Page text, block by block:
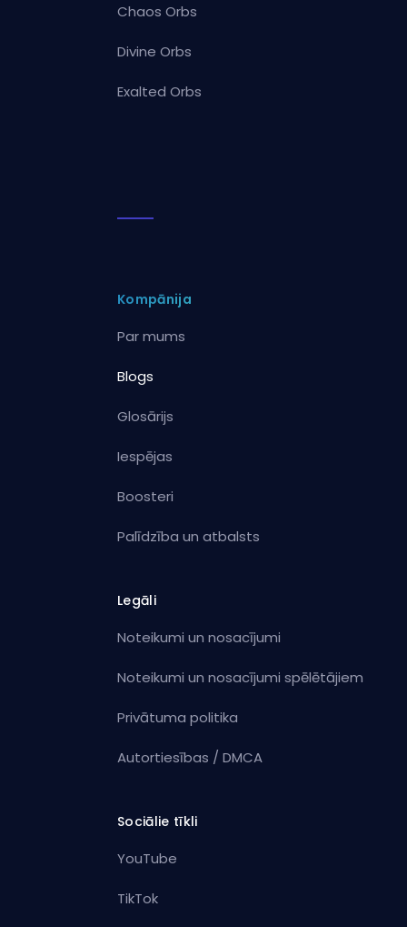
Chaos Orbs
Divine Orbs
Exalted Orbs
Kompānija
Par mums
Blogs
Glosārijs
Iespējas
Boosteri
Palīdzība un atbalsts
Legāli
Noteikumi un nosacījumi
Noteikumi un nosacījumi spēlētājiem
Privātuma politika
Autortiesības / DMCA
Sociālie tīkli
YouTube
TikTok